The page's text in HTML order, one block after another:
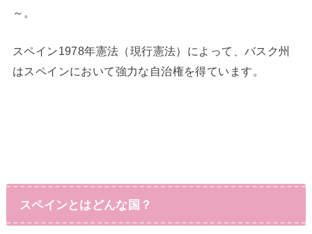
～。
スペイン1978年憲法（現行憲法）によって、バスク州
はスペインにおいて強力な自治権を得ています。
スペインとはどんな国？